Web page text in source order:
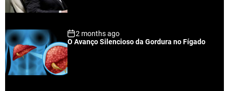
r
2 months ago
O Avanço Silencioso da Gordura no Fígado